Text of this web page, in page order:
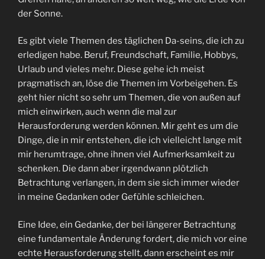
der Sonne.
Es gibt viele Themen des täglichen Da-seins, die ich zu
erledigen habe. Beruf, Freundschaft, Familie, Hobbys,
Urlaub und vieles mehr. Diese gehe ich meist
pragmatisch an, löse die Themen im Vorbeigehen. Es
geht hier nicht so sehr um Themen, die von außen auf
mich einwirken, auch wenn die mal zur
Herausforderung werden können. Mir geht es um die
Dinge, die in mir entstehen, die ich vielleicht lange mit
mir herumtrage, ohne ihnen viel Aufmerksamkeit zu
schenken. Die dann aber irgendwann plötzlich
Betrachtung verlangen, in dem sie sich immer wieder
in meine Gedanken oder Gefühle schleichen.
Eine Idee, ein Gedanke, der bei längerer Betrachtung
eine fundamentale Änderung fordert, die mich vor eine
echte Herausforderung stellt, dann erscheint es mir